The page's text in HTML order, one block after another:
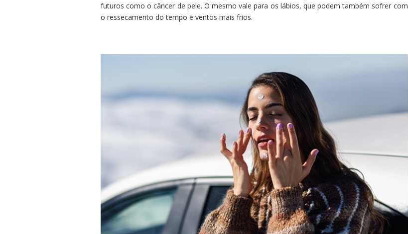
futuros como o câncer de pele. O mesmo vale para os lábios, que podem também sofrer com
o ressecamento do tempo e ventos mais frios.